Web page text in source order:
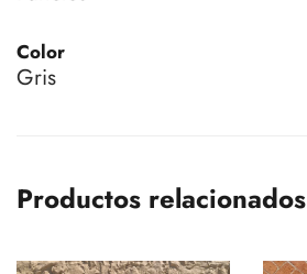
Color
Gris
Productos relacionados